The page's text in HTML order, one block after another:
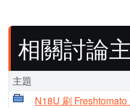
相關討論
主題
N18U 刷